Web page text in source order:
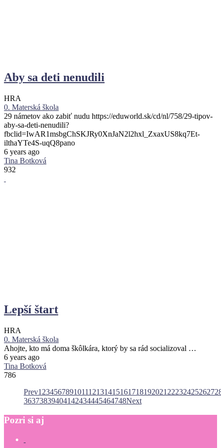
Aby sa deti nenudili
HRA
0. Materská škola
29 námetov ako zabiť nudu https://eduworld.sk/cd/nl/758/29-tipov-
aby-sa-deti-nenudili?
fbclid=IwAR1msbgChSKJRy0XnJaN2l2hxl_ZxaxUS8kq7Et-
ilthaYTe4S-uqQ8pano
6 years ago
Tina Botková
932
Lepší štart
HRA
0. Materská škola
Ahojte, kto má doma škôlkára, ktorý by sa rád socializoval …
6 years ago
Tina Botková
786
Prev1 23456789101112131415161718192021 222324252627
36373839404142434445464748Next
Pozri si aj